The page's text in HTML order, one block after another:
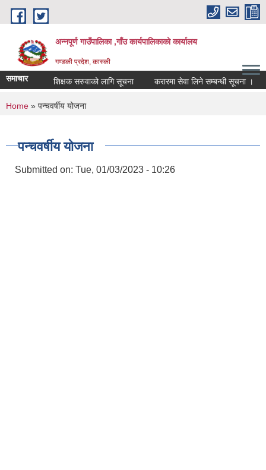
Skip to main content
अन्नपूर्ण गाउँपालिका ,गाँउ कार्यपालिकाको कार्यालय
गण्डकी प्रदेश, कास्की
समाचार शिक्षक सरुवाको लागि सूचना करारमा सेवा लिने सम्बन्धी सूचना ।
You are here
Home » पन्चवर्षीय योजना
पन्चवर्षीय योजना
Submitted on: Tue, 01/03/2023 - 10:26